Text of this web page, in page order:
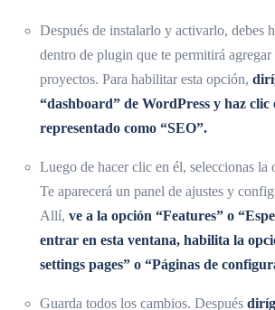
Después de instalarlo y activarlo, debes
dentro de plugin que te permitirá agregar
proyectos. Para habilitar esta opción,
“dashboard” de WordPress y haz clic
representado como “SEO”.
Luego de hacer clic en él, seleccionas la
Te aparecerá un panel de ajustes y
Allí, ve a la opción “Features” o
entrar en esta ventana, habilita la
settings pages” o “Páginas de
Guarda todos los cambios. Después